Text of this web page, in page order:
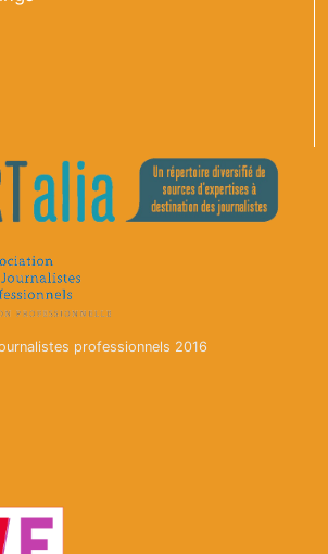
professionnels 2016